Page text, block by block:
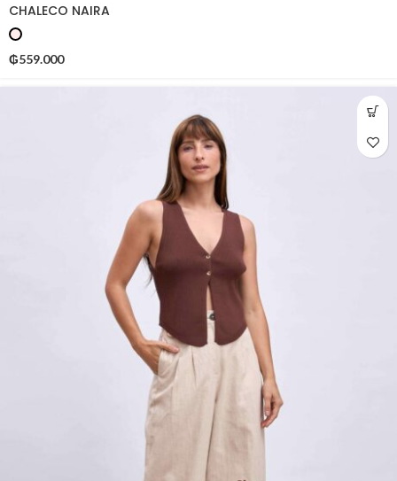
CHALECO NAIRA
₲559.000